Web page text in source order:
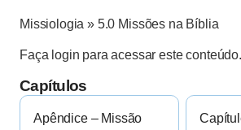
Missiologia » 5.0 Missões na Bíblia
Faça login para acessar este conteúdo.
Capítulos
Apêndice – Missão